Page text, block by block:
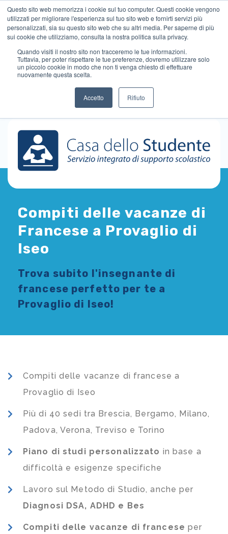
Questo sito web memorizza i cookie sul tuo computer. Questi cookie vengono
utilizzati per migliorare l'esperienza sul tuo sito web e fornirti servizi più
personalizzati, sia su questo sito web che su altri media. Per saperne di più
sui cookie che utilizziamo, consulta la nostra politica sulla privacy.
Quando visiti il ​​nostro sito non tracceremo le tue informazioni.
Tuttavia, per poter rispettare le tue preferenze, dovremo utilizzare solo
un piccolo cookie in modo che non ti venga chiesto di effettuare
nuovamente questa scelta.
Accetto Rifiuto
Compiti delle vacanze di
Francese a Provaglio di
Iseo
Trova subito l'insegnante di
francese perfetto per te a
Provaglio di Iseo!
Compiti delle vacanze di francese a
Provaglio di Iseo
Più di 40 sedi tra Brescia, Bergamo, Milano,
Padova, Verona, Treviso e Torino
Piano di studi personalizzato in base a
difficoltà e esigenze specifiche
Lavoro sul Metodo di Studio, anche per
Diagnosi DSA, ADHD e Bes
Compiti delle vacanze di francese per